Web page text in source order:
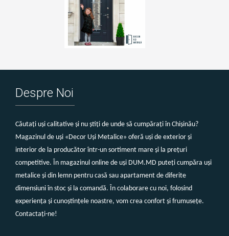
Despre Noi
Căutați uși calitative și nu știți de unde să cumpărați în Chișinău?
Magazinul de uși «Decor Uși Metalice» oferă uși de exterior și
interior de la producător într-un sortiment mare și la prețuri
competitive. În magazinul online de uși DUM.MD puteți cumpăra uși
metalice și din lemn pentru casă sau apartament de diferite
dimensiuni în stoc și la comandă. În colaborare cu noi, folosind
experiența și cunoștințele noastre, vom crea confort și frumusețe.
Contactați-ne!